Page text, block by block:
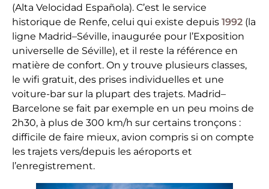
(Alta Velocidad Española). C’est le service
historique de Renfe, celui qui existe depuis 1992 (la
ligne Madrid–Séville, inaugurée pour l’Exposition
universelle de Séville), et il reste la référence en
matière de confort. On y trouve plusieurs classes,
le wifi gratuit, des prises individuelles et une
voiture-bar sur la plupart des trajets. Madrid–
Barcelone se fait par exemple en un peu moins de
2h30, à plus de 300 km/h sur certains tronçons :
difficile de faire mieux, avion compris si on compte
les trajets vers/depuis les aéroports et
l’enregistrement.